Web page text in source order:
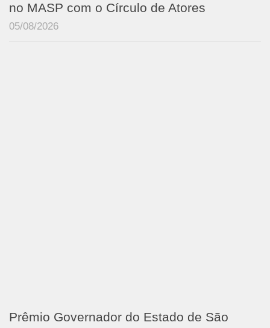
no MASP com o Círculo de Atores
05/08/2026
Prêmio Governador do Estado de São